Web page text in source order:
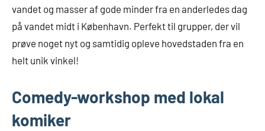
vandet og masser af gode minder fra en anderledes dag
på vandet midt i København. Perfekt til grupper, der vil
prøve noget nyt og samtidig opleve hovedstaden fra en
helt unik vinkel!
Comedy-workshop med lokal
komiker